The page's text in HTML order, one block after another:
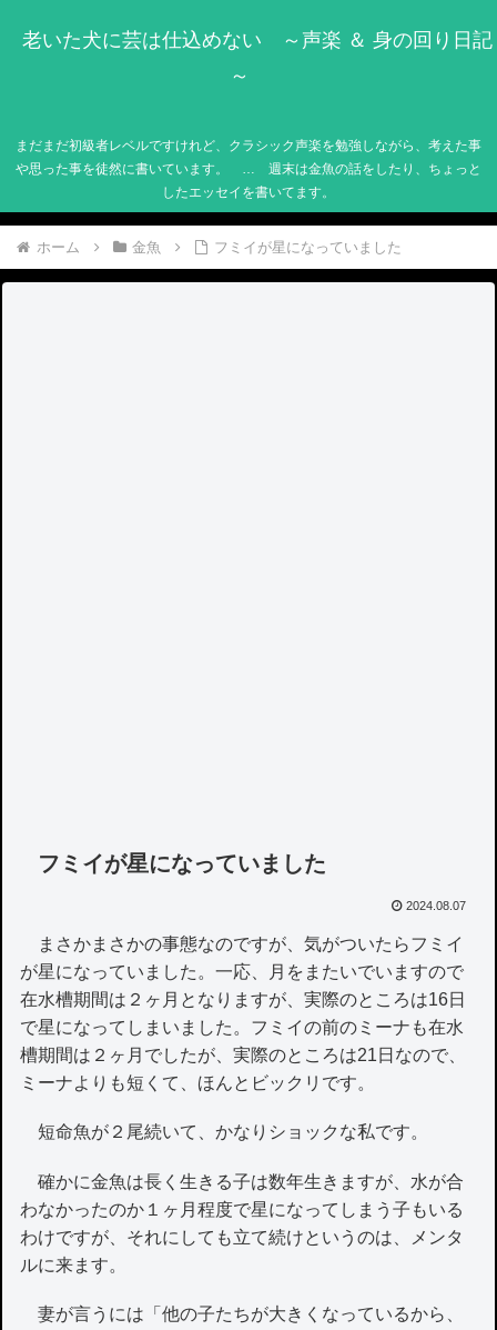
老いた犬に芸は仕込めない ～声楽 ＆ 身の回り日記
～
まだまだ初級者レベルですけれど、クラシック声楽を勉強しながら、考えた事
や思った事を徒然に書いています。 … 週末は金魚の話をしたり、ちょっと
したエッセイを書いてます。
ホーム 金魚 フミイが星になっていました
フミイが星になっていました
2024.08.07
まさかまさかの事態なのですが、気がついたらフミイ
が星になっていました。一応、月をまたいでいますので
在水槽期間は２ヶ月となりますが、実際のところは16日
で星になってしまいました。フミイの前のミーナも在水
槽期間は２ヶ月でしたが、実際のところは21日なので、
ミーナよりも短くて、ほんとビックリです。
短命魚が２尾続いて、かなりショックな私です。
確かに金魚は長く生きる子は数年生きますが、水が合
わなかったのか１ヶ月程度で星になってしまう子もいる
わけですが、それにしても立て続けというのは、メンタ
ルに来ます。
妻が言うには「他の子たちが大きくなっているから、